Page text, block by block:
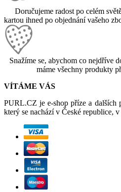
Doručujeme radost po celém
kartou ihned po objednání vašeho
Snažíme se, abychom co nejdříve
máme všechny produkty
VÍTÁME VÁS
PURL.CZ je e-shop příze a dalších
který se nachází v České republice,